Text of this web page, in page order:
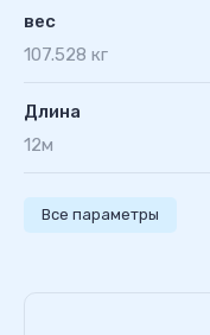
вес
107.528 кг
Длина
12м
Все параметры